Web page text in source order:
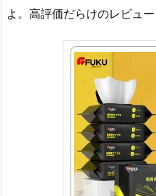
よ。高評価だらけのレビュ